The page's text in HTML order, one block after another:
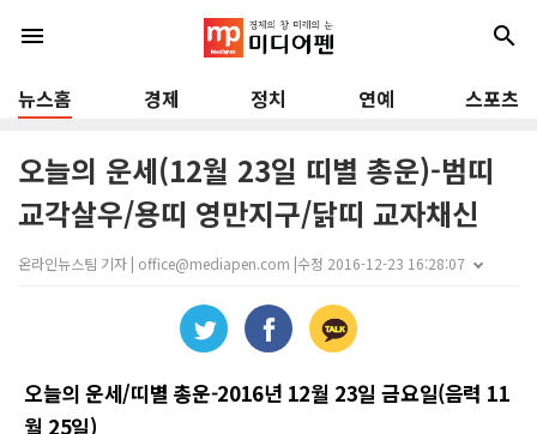
menu search
뉴스홈 경제 정치 연예 스포츠
오늘의 운세(12월 23일 띠별 총운)-범띠
교각살우/용띠 영만지구/닭띠 교자채신
온라인뉴스팀 기자 | office@mediapen.com |수정 2016-12-23 16:28:07
오늘의 운세/띠별 총운-2016년 12월 23일 금요일(음력 11
월 25일)